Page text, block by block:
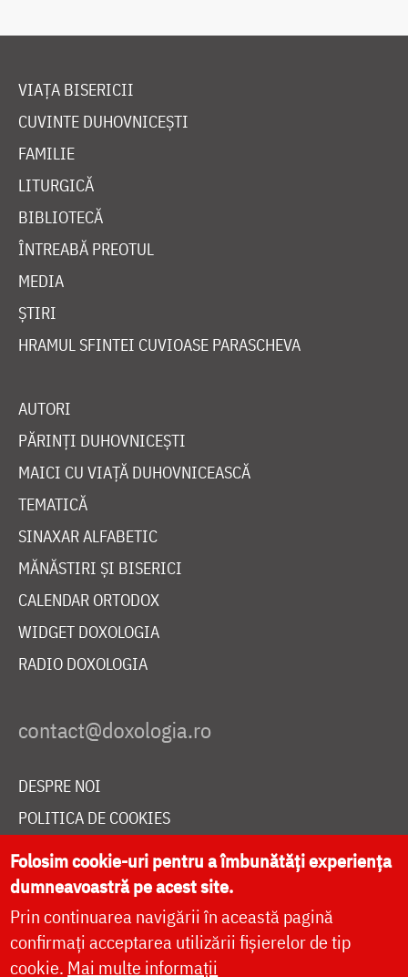
VIAȚA BISERICII
CUVINTE DUHOVNICEȘTI
FAMILIE
LITURGICĂ
BIBLIOTECĂ
ÎNTREABĂ PREOTUL
MEDIA
ȘTIRI
HRAMUL SFINTEI CUVIOASE PARASCHEVA
AUTORI
PĂRINȚI DUHOVNICEȘTI
MAICI CU VIAȚĂ DUHOVNICEASCĂ
TEMATICĂ
SINAXAR ALFABETIC
MĂNĂSTIRI ȘI BISERICI
CALENDAR ORTODOX
WIDGET DOXOLOGIA
RADIO DOXOLOGIA
DESPRE NOI
POLITICA DE COOKIES
DONEAZĂ ONLINE PENTRU CATEDRALA NAȚIONALĂ
LIVE
Folosim cookie-uri pentru a îmbunătăți experiența
dumneavoastră pe acest site.
Prin continuarea navigării în această pagină
confirmați acceptarea utilizării fișierelor de tip
cookie. Mai multe informații